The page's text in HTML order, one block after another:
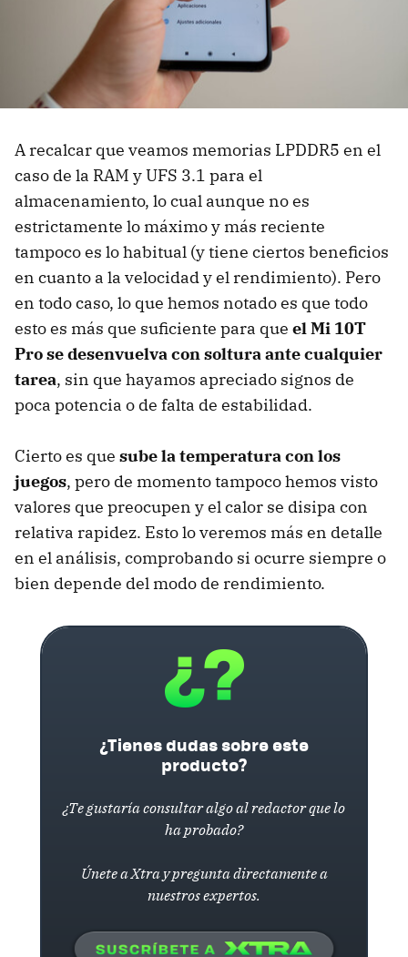
A recalcar que veamos memorias LPDDR5 en el
caso de la RAM y UFS 3.1 para el
almacenamiento, lo cual aunque no es
estrictamente lo máximo y más reciente
tampoco es lo habitual (y tiene ciertos beneficios
en cuanto a la velocidad y el rendimiento). Pero
en todo caso, lo que hemos notado es que todo
esto es más que suficiente para que el Mi 10T
Pro se desenvuelva con soltura ante cualquier
tarea, sin que hayamos apreciado signos de
poca potencia o de falta de estabilidad.
Cierto es que sube la temperatura con los
juegos, pero de momento tampoco hemos visto
valores que preocupen y el calor se disipa con
relativa rapidez. Esto lo veremos más en detalle
en el análisis, comprobando si ocurre siempre o
bien depende del modo de rendimiento.
¿Tienes dudas sobre este
producto?
¿Te gustaría consultar algo al redactor que lo
ha probado?
Únete a Xtra y pregunta directamente a
nuestros expertos.